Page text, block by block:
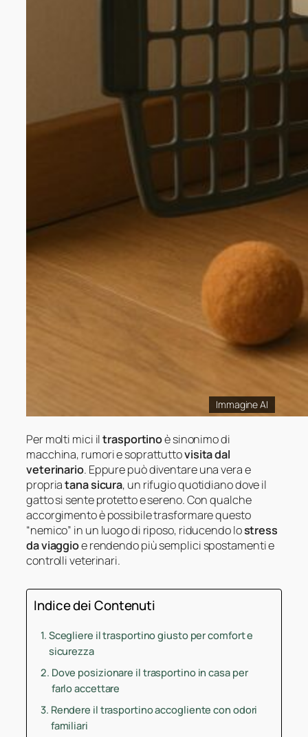
Immagine AI
Per molti mici iltrasportinoè sinonimo di
macchina, rumori e soprattuttovisita dal
veterinario. Eppure può diventare una vera e
propriatana sicura, un rifugio quotidiano dove il
gatto si sente protetto e sereno. Con qualche
accorgimento è possibile trasformare questo
“nemico” in un luogo di riposo, riducendo lostress
da viaggioe rendendo più semplici spostamenti e
controlli veterinari.
Indice dei Contenuti
Scegliere il trasportino giusto per comfort e
sicurezza
Dove posizionare il trasportino in casa per
farlo accettare
Rendere il trasportino accogliente con odori
familiari